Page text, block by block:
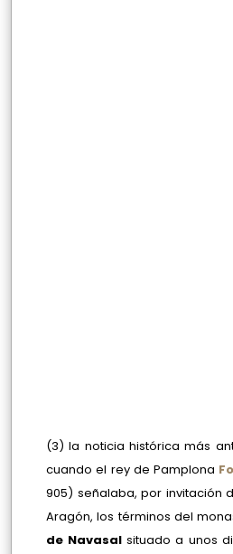
(3) la noticia histórica más
cuando el rey de Pamplona
905) señalaba, por invitación
Aragón, los términos del
de Navasal situado a unos